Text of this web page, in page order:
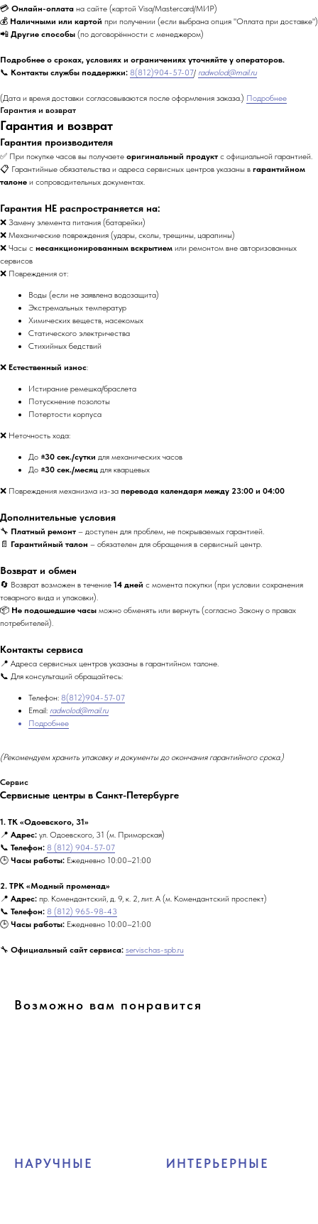
💳 Онлайн-оплата на сайте (картой Visa/Mastercard/МИР)
💰 Наличными или картой при получении (если выбрана опция "Оплата при доставке")
📲 Другие способы (по договорённости с менеджером)
Подробнее о сроках, условиях и ограничениях уточняйте у операторов.
📞 Контакты службы поддержки: 8(812)904-57-07/ radwolod@mail.ru
(Дата и время доставки согласовываются после оформления заказа.) Подробнее
Гарантия и возврат
Гарантия и возврат
Гарантия производителя
✅ При покупке часов вы получаете оригинальный продукт с официальной гарантией.
📋 Гарантийные обязательства и адреса сервисных центров указаны в гарантийном
талоне и сопроводительных документах.
Гарантия НЕ распространяется на:
❌ Замену элемента питания (батарейки)
❌ Механические повреждения (удары, сколы, трещины, царапины)
❌ Часы с несанкционированным вскрытием или ремонтом вне авторизованных
сервисов
❌ Повреждения от:
Воды (если не заявлена водозащита)
Экстремальных температур
Химических веществ, насекомых
Статического электричества
Стихийных бедствий
❌ Естественный износ:
Истирание ремешка/браслета
Потускнение позолоты
Потертости корпуса
❌ Неточность хода:
До ±30 сек./сутки для механических часов
До ±30 сек./месяц для кварцевых
❌ Повреждения механизма из-за перевода календаря между 23:00 и 04:00
Дополнительные условия
🔧 Платный ремонт – доступен для проблем, не покрываемых гарантией.
📄 Гарантийный талон – обязателен для обращения в сервисный центр.
Возврат и обмен
🔄 Возврат возможен в течение 14 дней с момента покупки (при условии сохранения
товарного вида и упаковки).
📦 Не подошедшие часы можно обменять или вернуть (согласно Закону о правах
потребителей).
Контакты сервиса
📍 Адреса сервисных центров указаны в гарантийном талоне.
📞 Для консультаций обращайтесь:
Телефон: 8(812)904-57-07
Email: radwolod@mail.ru
Подробнее
(Рекомендуем хранить упаковку и документы до окончания гарантийного срока.)
Сервис
Сервисные центры в Санкт-Петербурге
1. ТК «Одоевского, 31»
📍 Адрес: ул. Одоевского, 31 (м. Приморская)
📞 Телефон: 8 (812) 904-57-07
🕒 Часы работы: Ежедневно 10:00–21:00
2. ТРК «Модный променад»
📍 Адрес: пр. Комендантский, д. 9, к. 2, лит. А (м. Комендантский проспект)
📞 Телефон: 8 (812) 965-98-43
🕒 Часы работы: Ежедневно 10:00–21:00
🔧 Официальный сайт сервиса: servischas-spb.ru
Возможно вам понравится
НАРУЧНЫЕ ИНТЕРЬЕРНЫЕ